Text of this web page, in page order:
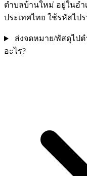
ตำบลบ้านใหม่ อยู่ในอ
ประเทศไทย ใช้รหัสไป
ส่งจดหมาย/พัสดุไป
อะไร?